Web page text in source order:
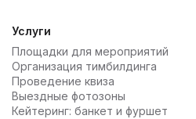
Услуги
Площадки для мероприятий
Организация тимбилдинга
Проведение квиза
Выездные фотозоны
Кейтеринг: банкет и фуршет